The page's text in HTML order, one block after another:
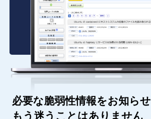
必要な脆弱性情報をお知らせ
もう迷うことはありません